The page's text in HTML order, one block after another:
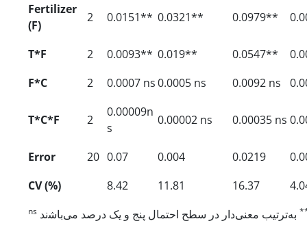
Fertilizer
(F)
2 0.0151** 0.0321** 0.0979**
T*F 2 0.0093** 0.019** 0.0547**
F*C
2 0.0007 ns0.0005 ns 0.0092 ns
T*C*F 2
0.00009n
s
0.00002 ns 0.00035 ns
Error 20 0.07 0.004 0.0219
CV (%)
8.42 11.81 16.37
ns